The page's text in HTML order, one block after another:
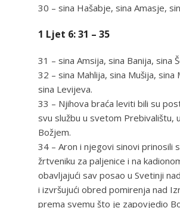
30 – sina Hašabje, sina Amasje,
1 Ljet 6: 31 – 35
31 – sina Amsija, sina Banija, sina
32 – sina Mahlija, sina Mušija, sina
sina Levijeva.
33 – Njihova braća leviti bili su
svu službu u svetom Prebivalištu,
Božjem.
34 – Aron i njegovi sinovi prinosili
žrtveniku za paljenice i na
obavljajući sav posao u Svetinji
i izvršujući obred pomirenja nad
prema svemu što je zapovjedio